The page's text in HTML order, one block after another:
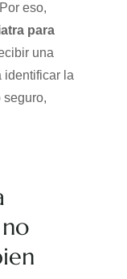
eso,
para
una
identificar la
seguro,